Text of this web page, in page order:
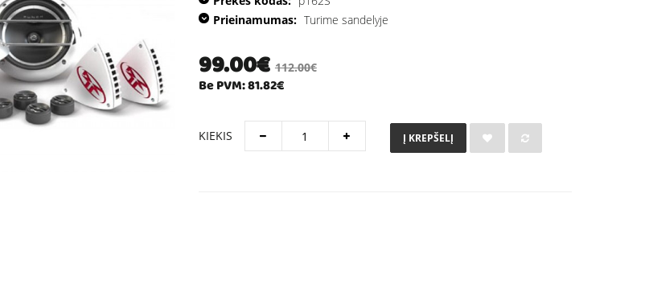
Prieinamumas: Turime sandelyje
99.00€ 112.00€
Be PVM: 81.82€
KIEKIS Į KREPŠELĮ